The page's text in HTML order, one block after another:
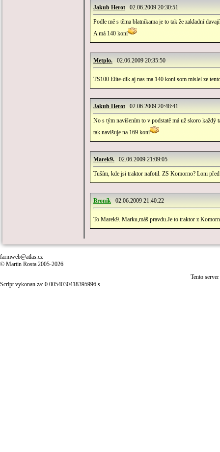
Jakub Herot 02.06.2009 20:30:51
Podle mě s těma blatníkama je to tak že zakladní
A má 140 koní
Metplo. 02.06.2009 20:35:50
TS100 Elite-dik aj nas ma 140 koni som mislel ze
Jakub Herot 02.06.2009 20:48:41
No s tým navišením to v podstatě má už skoro každý
tak navišuje na 169 koní
Marek9. 02.06.2009 21:09:05
Tuším, kde jsi traktor nafotil. ZS Komorno? Loni
Broník 02.06.2009 21:40:22
To Marek9. Marku,máš pravdu.Je to traktor z
farmweb@atlas.cz
© Martin Rosta 2005-2026
Tento
Script vykonan za: 0.0054030418395996.s